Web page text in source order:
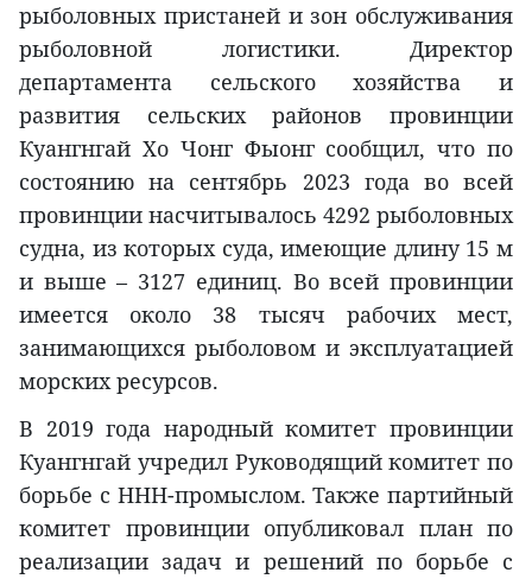
рыболовных пристаней и зон обслуживания
рыболовной логистики. Директор
департамента сельского хозяйства и
развития сельских районов провинции
Куангнгай Хо Чонг Фыонг сообщил, что по
состоянию на сентябрь 2023 года во всей
провинции насчитывалось 4292 рыболовных
судна, из которых суда, имеющие длину 15 м
и выше – 3127 единиц. Во всей провинции
имеется около 38 тысяч рабочих мест,
занимающихся рыболовом и эксплуатацией
морских ресурсов.
В 2019 года народный комитет провинции
Куангнгай учредил Руководящий комитет по
борьбе с ННН-промыслом. Также партийный
комитет провинции опубликовал план по
реализации задач и решений по борьбе с